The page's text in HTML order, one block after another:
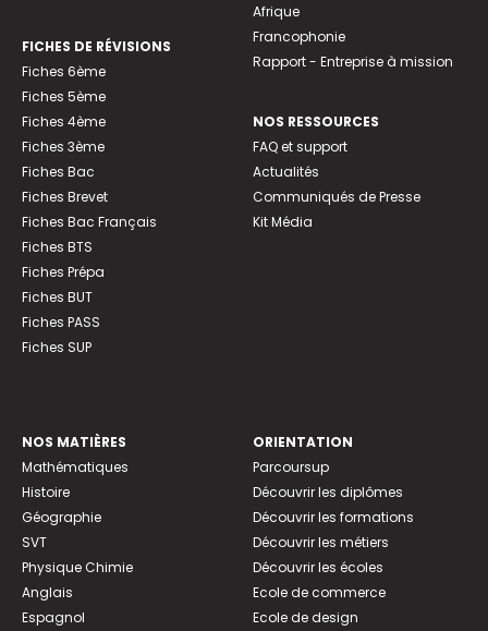
FICHES DE RÉVISIONS
Fiches 6ème
Fiches 5ème
Fiches 4ème
Fiches 3ème
Fiches Bac
Fiches Brevet
Fiches Bac Français
Fiches BTS
Fiches Prépa
Fiches BUT
Fiches PASS
Fiches SUP
Afrique
Francophonie
Rapport - Entreprise à mission
NOS RESSOURCES
FAQ et support
Actualités
Communiqués de Presse
Kit Média
NOS MATIÈRES
Mathématiques
Histoire
Géographie
SVT
Physique Chimie
Anglais
Espagnol
ORIENTATION
Parcoursup
Découvrir les diplômes
Découvrir les formations
Découvrir les métiers
Découvrir les écoles
Ecole de commerce
Ecole de design